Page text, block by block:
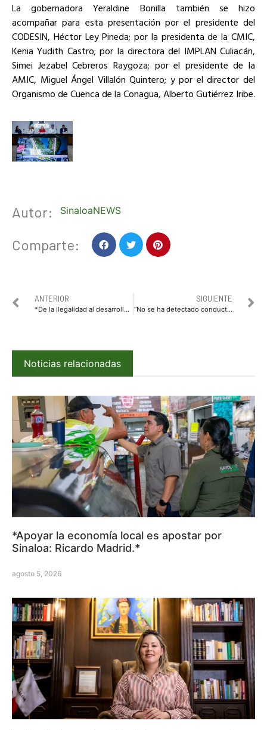
La gobernadora Yeraldine Bonilla también se hizo
acompañar para esta presentación por el presidente del
CODESIN, Héctor Ley Pineda; por la presidenta de la CMIC,
Kenia Yudith Castro; por la directora del IMPLAN Culiacán,
Simei Jezabel Cebreros Raygoza; por el presidente de la
AMIC, Miguel Ángel Villalón Quintero; y por el director del
Organismo de Cuenca de la Conagua, Alberto Gutiérrez Iribe.
Autor: SinaloaNEWS
Comparte:
ANTERIOR
*De la ilegalidad al desarrollo: Mario Zamora impulsa ruta internacional con India para transformar el campo sinaloense*
SIGUIENTE
“No se ha detectado conducta ilícita” de Rocha Moya: Omar García Harfuch
Noticias relacionadas
*Apoyar la economía local es apostar por
Sinaloa: Ricardo Madrid.*
agosto 5, 2026